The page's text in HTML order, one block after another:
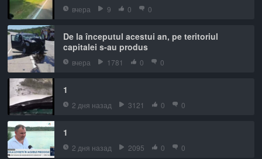
вчера 9 0 0
De la începutul acestui an, pe teritoriul
capitalei s-au produs
вчера 1781 0 0
1
2 дня назад 3121 0 0
1
2 дня назад 2095 0 0